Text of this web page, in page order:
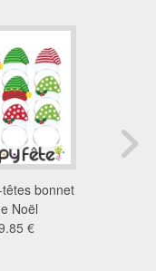
bonnet
Noël
€